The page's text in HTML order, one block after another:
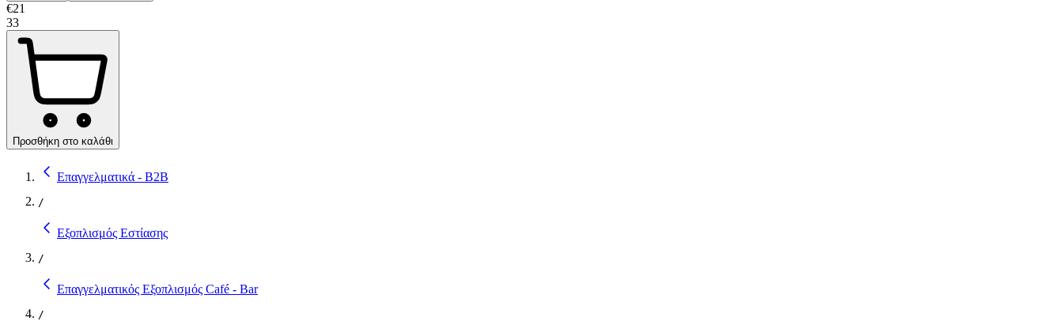
€21
33
Προσθήκη στο καλάθι
Επαγγελματικά - B2B
/
Εξοπλισμός Εστίασης
/
Επαγγελματικός Εξοπλισμός Café - Bar
/